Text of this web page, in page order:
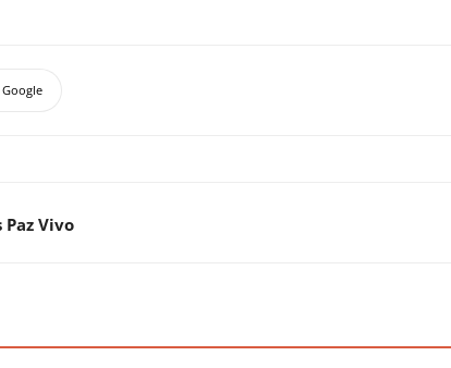
Paz Vivo